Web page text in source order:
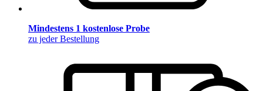
Mindestens 1 kostenlose Probe
zu jeder Bestellung